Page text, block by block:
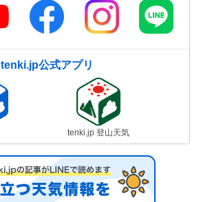
tenki.jp公式アプリ
tenki.jp 登山天気